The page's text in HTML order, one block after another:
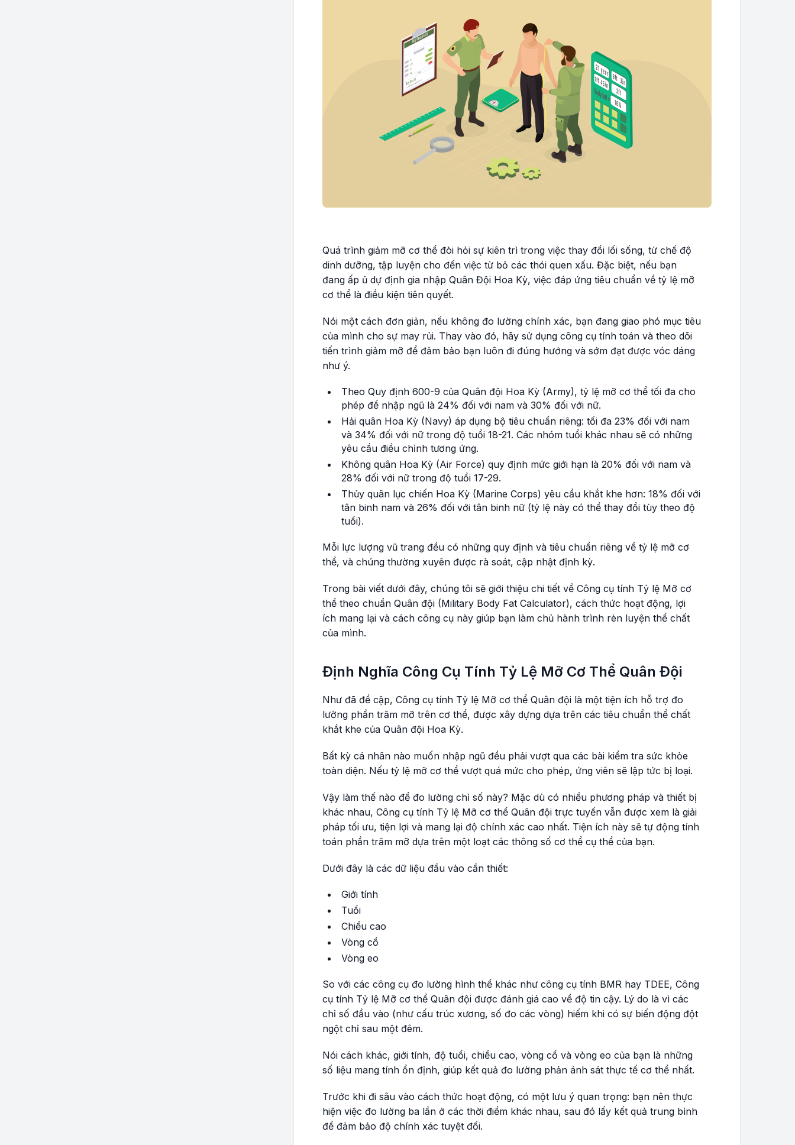
Quá trình giảm mỡ cơ thể đòi hỏi sự kiên trì trong việc thay đổi lối sống, từ chế độ
dinh dưỡng, tập luyện cho đến việc từ bỏ các thói quen xấu. Đặc biệt, nếu bạn
đang ấp ủ dự định gia nhập Quân Đội Hoa Kỳ, việc đáp ứng tiêu chuẩn về tỷ lệ mỡ
cơ thể là điều kiện tiên quyết.
Nói một cách đơn giản, nếu không đo lường chính xác, bạn đang giao phó mục tiêu
của mình cho sự may rủi. Thay vào đó, hãy sử dụng công cụ tính toán và theo dõi
tiến trình giảm mỡ để đảm bảo bạn luôn đi đúng hướng và sớm đạt được vóc dáng
như ý.
Theo Quy định 600-9 của Quân đội Hoa Kỳ (Army), tỷ lệ mỡ cơ thể tối đa cho
phép để nhập ngũ là 24% đối với nam và 30% đối với nữ.
Hải quân Hoa Kỳ (Navy) áp dụng bộ tiêu chuẩn riêng: tối đa 23% đối với nam
và 34% đối với nữ trong độ tuổi 18-21. Các nhóm tuổi khác nhau sẽ có những
yêu cầu điều chỉnh tương ứng.
Không quân Hoa Kỳ (Air Force) quy định mức giới hạn là 20% đối với nam và
28% đối với nữ trong độ tuổi 17-29.
Thủy quân lục chiến Hoa Kỳ (Marine Corps) yêu cầu khắt khe hơn: 18% đối với
tân binh nam và 26% đối với tân binh nữ (tỷ lệ này có thể thay đổi tùy theo độ
tuổi).
Mỗi lực lượng vũ trang đều có những quy định và tiêu chuẩn riêng về tỷ lệ mỡ cơ
thể, và chúng thường xuyên được rà soát, cập nhật định kỳ.
Trong bài viết dưới đây, chúng tôi sẽ giới thiệu chi tiết về Công cụ tính Tỷ lệ Mỡ cơ
thể theo chuẩn Quân đội (Military Body Fat Calculator), cách thức hoạt động, lợi
ích mang lại và cách công cụ này giúp bạn làm chủ hành trình rèn luyện thể chất
của mình.
Định Nghĩa Công Cụ Tính Tỷ Lệ Mỡ Cơ Thể Quân Đội
Như đã đề cập, Công cụ tính Tỷ lệ Mỡ cơ thể Quân đội là một tiện ích hỗ trợ đo
lường phần trăm mỡ trên cơ thể, được xây dựng dựa trên các tiêu chuẩn thể chất
khắt khe của Quân đội Hoa Kỳ.
Bất kỳ cá nhân nào muốn nhập ngũ đều phải vượt qua các bài kiểm tra sức khỏe
toàn diện. Nếu tỷ lệ mỡ cơ thể vượt quá mức cho phép, ứng viên sẽ lập tức bị loại.
Vậy làm thế nào để đo lường chỉ số này? Mặc dù có nhiều phương pháp và thiết bị
khác nhau, Công cụ tính Tỷ lệ Mỡ cơ thể Quân đội trực tuyến vẫn được xem là giải
pháp tối ưu, tiện lợi và mang lại độ chính xác cao nhất. Tiện ích này sẽ tự động tính
toán phần trăm mỡ dựa trên một loạt các thông số cơ thể cụ thể của bạn.
Dưới đây là các dữ liệu đầu vào cần thiết:
Giới tính
Tuổi
Chiều cao
Vòng cổ
Vòng eo
So với các công cụ đo lường hình thể khác như công cụ tính BMR hay TDEE, Công
cụ tính Tỷ lệ Mỡ cơ thể Quân đội được đánh giá cao về độ tin cậy. Lý do là vì các
chỉ số đầu vào (như cấu trúc xương, số đo các vòng) hiếm khi có sự biến động đột
ngột chỉ sau một đêm.
Nói cách khác, giới tính, độ tuổi, chiều cao, vòng cổ và vòng eo của bạn là những
số liệu mang tính ổn định, giúp kết quả đo lường phản ánh sát thực tế cơ thể nhất.
Trước khi đi sâu vào cách thức hoạt động, có một lưu ý quan trọng: bạn nên thực
hiện việc đo lường ba lần ở các thời điểm khác nhau, sau đó lấy kết quả trung bình
để đảm bảo độ chính xác tuyệt đối.